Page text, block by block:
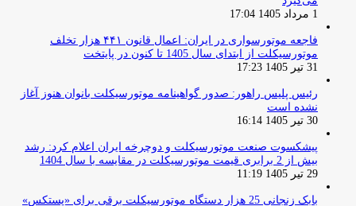
1 مرداد 1405 17:04
فاجعه موتورسواری در ایران: اعمال قانون ۴۴۱ هزار تخلف
موتورسیکلت از ابتدای سال 1405 تا کنون در پایتخت
31 تیر 1405 17:23
رئیس پلیس راهور: صدور گواهینامه موتورسیکلت بانوان هنوز آغاز
نشده است
30 تیر 1405 16:14
پیشکسوت صنعت موتورسیکلت و دوچرخه ایران اعلام کرد: رشد
بیش از 2 برابری قیمت موتورسیکلت در مقایسه با سال 1404
29 تیر 1405 11:19
بابک زنجانی 25 هزار دستگاه موتورسیکلت برقی برای «پستکس»